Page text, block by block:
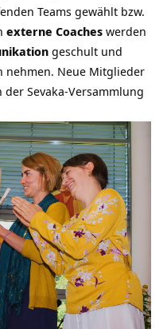
Teams gewählt bzw.
externe Coaches werden
geschult und
nehmen. Neue Mitglieder
Sevaka-Versammlung